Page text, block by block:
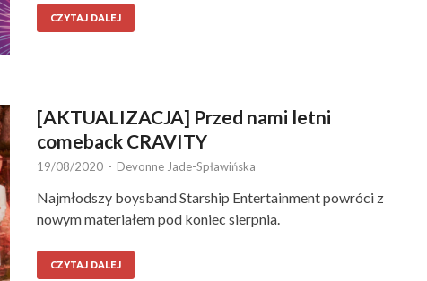
CZYTAJ DALEJ
[AKTUALIZACJA] Przed nami letni
comeback CRAVITY
19/08/2020 - Devonne Jade-Spławińska
Najmłodszy boysband Starship Entertainment powróci z
nowym materiałem pod koniec sierpnia.
CZYTAJ DALEJ